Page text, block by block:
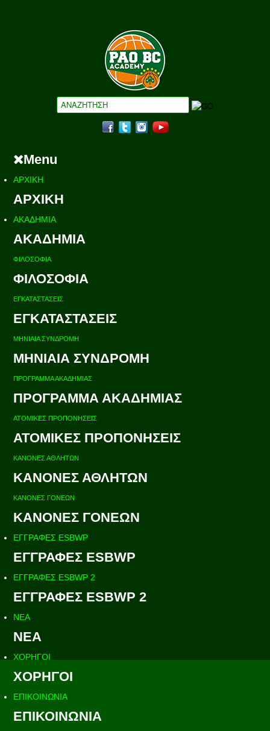
Menu
ΑΡΧΙΚΗ
ΑΡΧΙΚΗ
ΑΚΑΔΗΜΙΑ
ΑΚΑΔΗΜΙΑ
ΦΙΛΟΣΟΦΙΑ
ΦΙΛΟΣΟΦΙΑ
ΕΓΚΑΤΑΣΤΑΣΕΙΣ
ΕΓΚΑΤΑΣΤΑΣΕΙΣ
ΜΗΝΙΑΙΑ ΣΥΝΔΡΟΜΗ
ΜΗΝΙΑΙΑ ΣΥΝΔΡΟΜΗ
ΠΡΟΓΡΑΜΜΑ ΑΚΑΔΗΜΙΑΣ
ΠΡΟΓΡΑΜΜΑ ΑΚΑΔΗΜΙΑΣ
ΑΤΟΜΙΚΕΣ ΠΡΟΠΟΝΗΣΕΙΣ
ΑΤΟΜΙΚΕΣ ΠΡΟΠΟΝΗΣΕΙΣ
ΚΑΝΟΝΕΣ ΑΘΛΗΤΩΝ
ΚΑΝΟΝΕΣ ΑΘΛΗΤΩΝ
ΚΑΝΟΝΕΣ ΓΟΝΕΩΝ
ΚΑΝΟΝΕΣ ΓΟΝΕΩΝ
ΕΓΓΡΑΦΕΣ ESBWP
ΕΓΓΡΑΦΕΣ ESBWP
ΕΓΓΡΑΦΕΣ ESBWP 2
ΕΓΓΡΑΦΕΣ ESBWP 2
ΝΕΑ
ΝΕΑ
ΧΟΡΗΓΟΙ
ΧΟΡΗΓΟΙ
ΕΠΙΚΟΙΝΩΝΙΑ
ΕΠΙΚΟΙΝΩΝΙΑ